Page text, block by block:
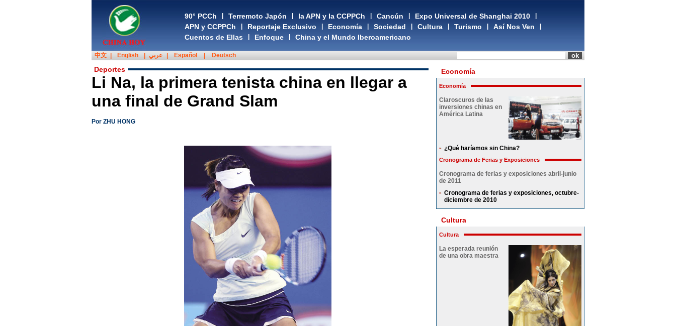
90° PCCh Terremoto Japón la APN y la CCPPCh Cancún Expo Universal de Shanghai 2010
APN y CCPPCh Reportaje Exclusivo Economía Sociedad Cultura Turismo Así Nos Ven
Cuentos de Ellas Enfoque China y el Mundo Iberoamericano
中文 English عربي Español Deutsch
Deportes
Li Na, la primera tenista china en llegar a
una final de Grand Slam
Por ZHU HONG
Economía
Economía
Claroscuros de las
inversiones chinas en
América Latina
¿Qué haríamos sin China?
Cronograma de Ferias y Exposiciones
Cronograma de ferias y exposiciones abril-junio
de 2011
Cronograma de ferias y exposiciones, octubre-
diciembre de 2010
Cultura
Cultura
La esperada reunión
de una obra maestra